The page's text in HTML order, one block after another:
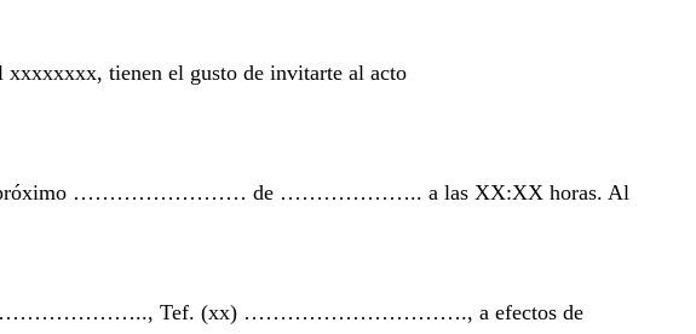
el gusto de invitarte al acto
…………………… de ……………….. a las XX:XX horas. Al
………………………….., Tef. (xx) …………………………., a efectos de